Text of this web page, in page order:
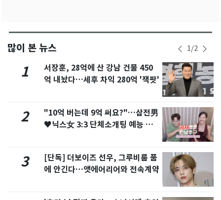
많이 본 뉴스 1/2
1
서장훈, 28억에 산 강남 건물 450
억 내놨다…세후 차익 280억 '잭팟'
2
"10억 버는데 9억 써요?"…삼전男
♥닉스女 3:3 단체소개팅 예능 화
3
[단독] 더보이즈 선우, 그루비룸 품
에 안긴다…앳에어리어와 전속계약